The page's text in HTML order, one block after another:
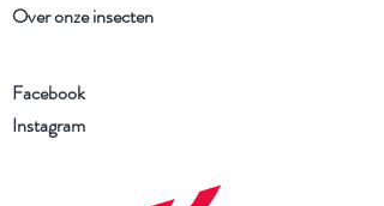
Over onze insecten
Facebook
Instagram